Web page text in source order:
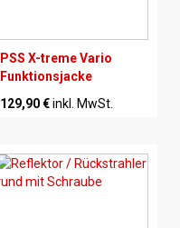
PSS X-treme Vario
Funktionsjacke
129,90 €inkl. MwSt.